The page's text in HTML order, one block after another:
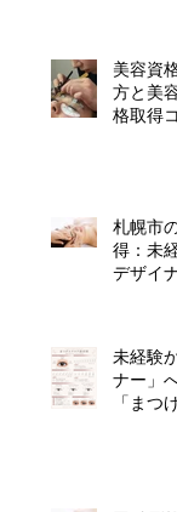
美容資
方と美
格取得
札幌市
得：未
デザイ
未経験
ナー」
「まつ